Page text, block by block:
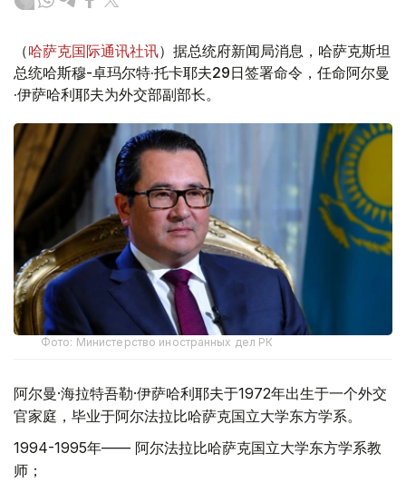
（哈萨克国际通讯社讯）据总统府新闻局消息，哈萨克斯坦
总统哈斯穆-卓玛尔特·托卡耶夫29日签署命令，任命阿尔曼
·伊萨哈利耶夫为外交部副部长。
Фото: Министерство иностранных дел РК
阿尔曼·海拉特吾勒·伊萨哈利耶夫于1972年出生于一个外交
官家庭，毕业于阿尔法拉比哈萨克国立大学东方学系。
1994-1995年—— 阿尔法拉比哈萨克国立大学东方学系教
师；